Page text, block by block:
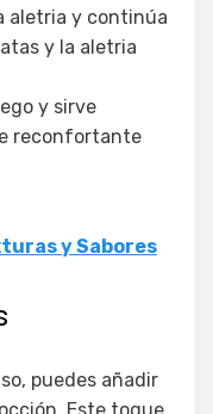
aletria y continúa
y la aletria
y sirve
reconfortante
y Sabores
puedes añadir